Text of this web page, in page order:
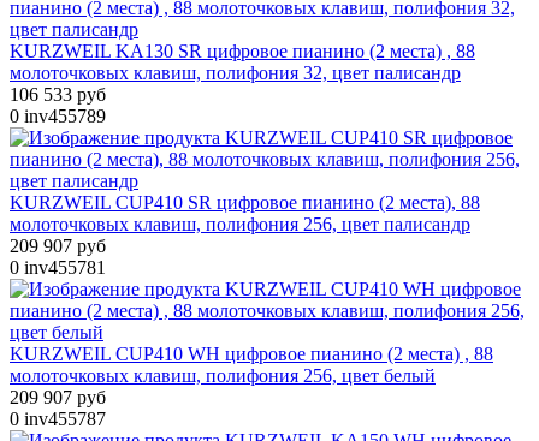
KURZWEIL KA130 SR цифровое пианино (2 места) , 88
молоточковых клавиш, полифония 32, цвет палисандр
106 533 руб
0 inv455789
KURZWEIL CUP410 SR цифровое пианино (2 места), 88
молоточковых клавиш, полифония 256, цвет палисандр
209 907 руб
0 inv455781
KURZWEIL CUP410 WH цифровое пианино (2 места) , 88
молоточковых клавиш, полифония 256, цвет белый
209 907 руб
0 inv455787